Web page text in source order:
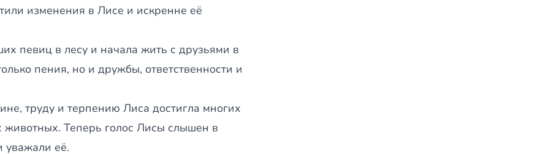
изменения в Лисе и искренне её
певиц в лесу и начала жить с друзьями в
пения, но и дружбы, ответственности и
труду и терпению Лиса достигла многих
животных. Теперь голос Лисы слышен в
уважали её.